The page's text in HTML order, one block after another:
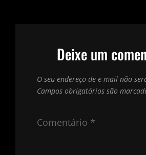
Deixe um
O seu endereço de e-mail não
Campos obrigatórios são
Comentário *